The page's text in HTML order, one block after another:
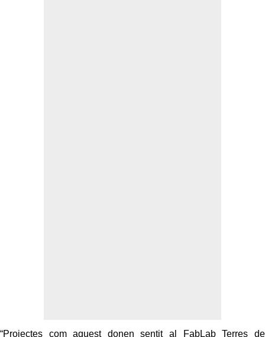
“Projectes com aquest donen sentit al FabLab Terres de